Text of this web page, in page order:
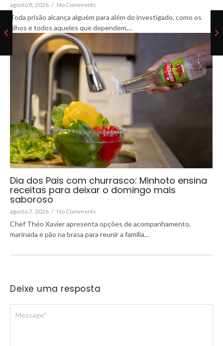
agosto 8, 2026 / No Comments
Toda prisão alcança alguém para além do investigado, como os
filhos e todos aqueles que dependem,...
Dia dos Pais com churrasco: Minhoto ensina
receitas para deixar o domingo mais
saboroso
agosto 7, 2026 / No Comments
Chef Théo Xavier apresenta opções de acompanhamento,
marinada e pão na brasa para reunir a família...
Deixe uma resposta